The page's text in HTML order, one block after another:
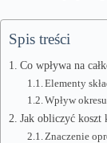
Spis treści
Co wpływa na
Elementy
Wpływ
Jak obliczyć koszt
Znaczenie